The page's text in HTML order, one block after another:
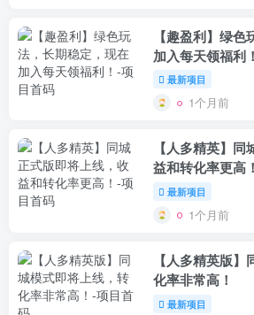
【趣盈利】绿
加入每天领福利！
最新项目
1个月前
【人多精英】
益和转化率更高！
最新项目
1个月前
【人多精英版
化率非常高！
最新项目